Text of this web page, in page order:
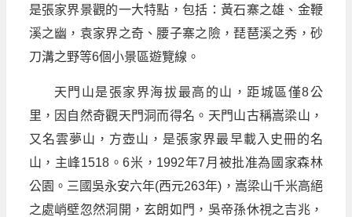
是張家界景觀的一大特點，包括：黃石寨之雄、金鞭
溪之幽，袁家界之奇、腰子寨之險，琵琶溪之秀，砂
刀溝之野等6個小景區遊覽線。
天門山是張家界海拔最高的山，距城區僅8公
里，因自然奇觀天門洞而得名。天門山古稱嵩梁山，
又名雲夢山，方壺山，是張家界最早載入史冊的名
山，主峰1518。6米，1992年7月被批准為國家森林
公園。三國吳永安六年(西元263年)，嵩梁山千米高絕
之處峭壁忽然洞開，玄朗如門，吳帝孫休視之吉兆，